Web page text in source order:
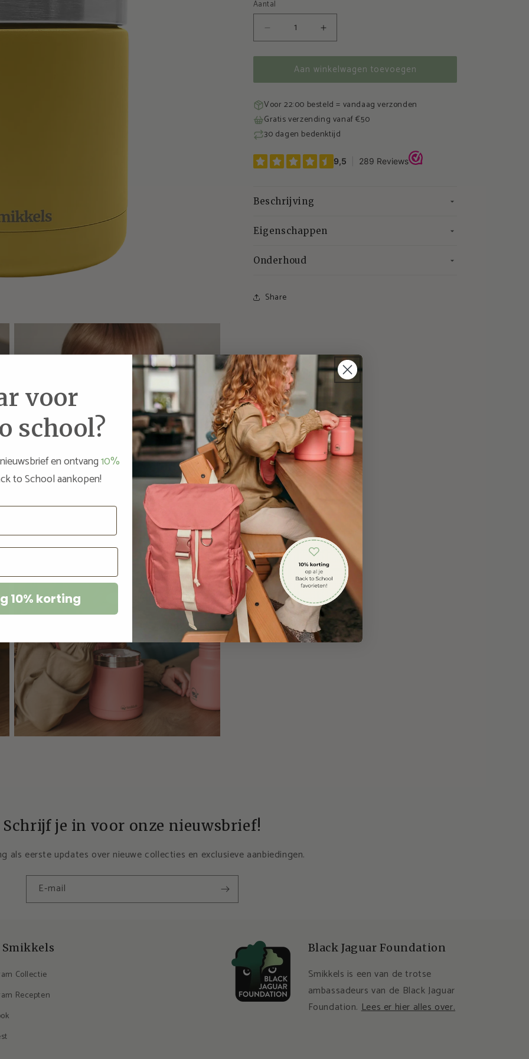
wit
Aantal
Aantal
verlagen
voor
Thermos
lunchbakje
Aantal
verhogen
voor
Thermos
lunchbakje
Aan winkelwagen toevoegen
Voor 22:00 besteld = vandaag verzonden
Gratis verzending vanaf €50
30 dagen bedenktijd
Beschrijving
Eigenschappen
Onderhoud
Share
Schrijf je in voor onze nieuwsbrief!
als eerste updates over nieuwe collecties en exclusieve aanbiedingen.
E‑mail
Smikkels
Collectie
Recepten
Black Jaguar Foundation
Smikkels is een van de trotse
ambassadeurs van de Black Jaguar
Foundation. Lees er hier alles over.
voor
school?
en ontvang10%
to School aankopen!
10% korting